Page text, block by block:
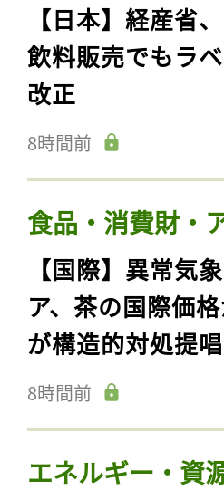
【日本】経産省
飲料販売でもラ
改正
8時間前
食品・消費財・
【国際】異常気
ア、茶の国際価
が構造的対処提唱
8時間前
エネルギー・資